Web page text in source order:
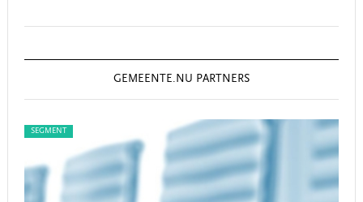
GEMEENTE.NU PARTNERS
SEGMENT